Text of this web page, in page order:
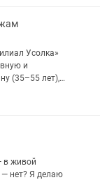
Усолка»
и
(35–55 лет),
с людьми.
в живой
— нет? Я делаю